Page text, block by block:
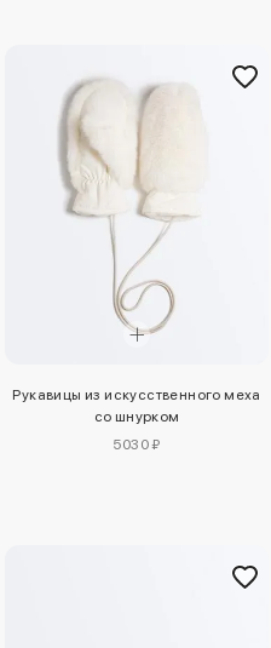
Рукавицы из искусственного меха
со шнурком
5030 ₽